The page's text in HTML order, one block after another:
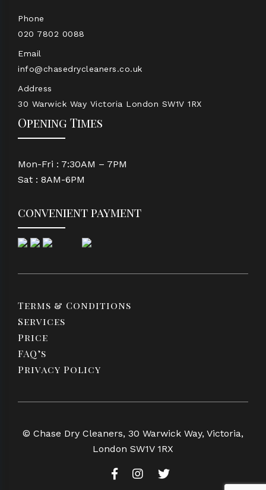
Phone
020 7802 0088
Email
info@chasedrycleaners.co.uk
Address
30 Warwick Way Victoria London SW1V 1RX
Opening Times
Mon-Fri : 7:30AM – 7PM
Sat : 8AM-6PM
convenient payment
Terms & Conditions
Services
Price
FAQ’s
Privacy Policy
© Chase Dry Cleaners, 30 Warwick Way, Victoria,
London SW1V 1RX